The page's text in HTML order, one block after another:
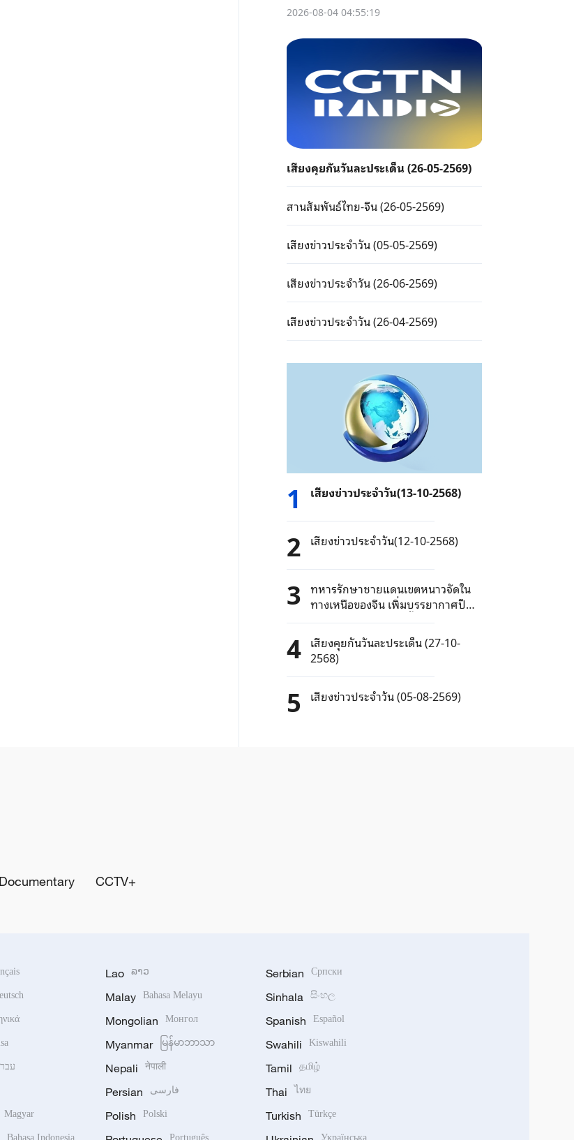
2026-08-04 04:55:19
เสียงคุยกันวันละประเด็น (26-05-2569)
สานสัมพันธ์ไทย-จีน (26-05-2569)
เสียงข่าวประจำวัน (05-05-2569)
เสียงข่าวประจำวัน (26-06-2569)
เสียงข่าวประจำวัน (26-04-2569)
1 เสียงข่าวประจำวัน(13-10-2568)
2 เสียงข่าวประจำวัน(12-10-2568)
3 ทหารรักษาชายแดนเขตหนาวจัดใน
ทางเหนือของจีน เพิ่มบรรยากาศปี
ใหม่ด้วยการแสดงรำพื้นบ้าน
4 เสียงคุยกันวันละประเด็น (27-10-
2568)
5 เสียงข่าวประจำวัน (05-08-2569)
Documentary CCTV+
Magyar
Bahasa Indonesia
Lao ລາວ
Malay Bahasa Melayu
Mongolian Монгол
Myanmar မြန်မာဘာသာ
Nepali नेपाली
Persian فارسی
Polish Polski
Português
Serbian Српски
Sinhala සිංහල
Spanish Español
Swahili Kiswahili
Tamil தமிழ்
Thai ไทย
Turkish Türkçe
Українська